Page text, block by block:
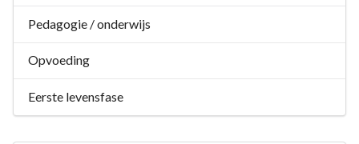
Pedagogie / onderwijs
Opvoeding
Eerste levensfase